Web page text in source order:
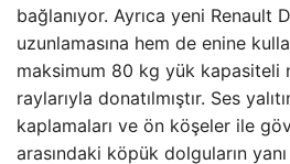
bağlanıyor. Ayrıca yeni Renault
uzunlamasına hem de enine
maksimum 80 kg yük kapasiteli
raylarıyla donatılmıştır. Ses
kaplamaları ve ön köşeler ile
arasındaki köpük dolguların yanı